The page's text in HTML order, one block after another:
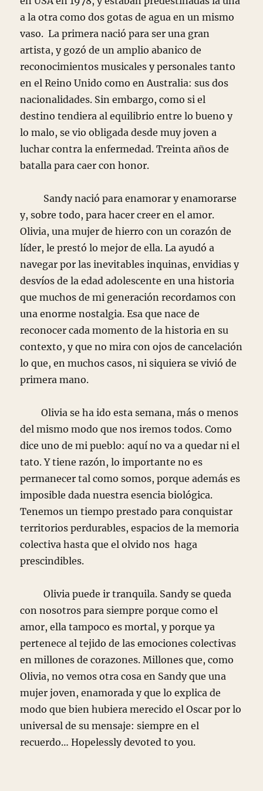
a la otra como dos gotas de agua en un mismo
vaso. La primera nació para ser una gran
artista, y gozó de un amplio abanico de
reconocimientos musicales y personales tanto
en el Reino Unido como en Australia: sus dos
nacionalidades. Sin embargo, como si el
destino tendiera al equilibrio entre lo bueno y
lo malo, se vio obligada desde muy joven a
luchar contra la enfermedad. Treinta años de
batalla para caer con honor.
Sandy nació para enamorar y enamorarse
y, sobre todo, para hacer creer en el amor.
Olivia, una mujer de hierro con un corazón de
líder, le prestó lo mejor de ella. La ayudó a
navegar por las inevitables inquinas, envidias y
desvíos de la edad adolescente en una historia
que muchos de mi generación recordamos con
una enorme nostalgia. Esa que nace de
reconocer cada momento de la historia en su
contexto, y que no mira con ojos de cancelación
lo que, en muchos casos, ni siquiera se vivió de
primera mano.
Olivia se ha ido esta semana, más o menos
del mismo modo que nos iremos todos. Como
dice uno de mi pueblo: aquí no va a quedar ni el
tato. Y tiene razón, lo importante no es
permanecer tal como somos, porque además es
imposible dada nuestra esencia biológica.
Tenemos un tiempo prestado para conquistar
territorios perdurables, espacios de la memoria
colectiva hasta que el olvido nos haga
prescindibles.
Olivia puede ir tranquila. Sandy se queda
con nosotros para siempre porque como el
amor, ella tampoco es mortal, y porque ya
pertenece al tejido de las emociones colectivas
en millones de corazones. Millones que, como
Olivia, no vemos otra cosa en Sandy que una
mujer joven, enamorada y que lo explica de
modo que bien hubiera merecido el Oscar por lo
universal de su mensaje: siempre en el
recuerdo… Hopelessly devoted to you.